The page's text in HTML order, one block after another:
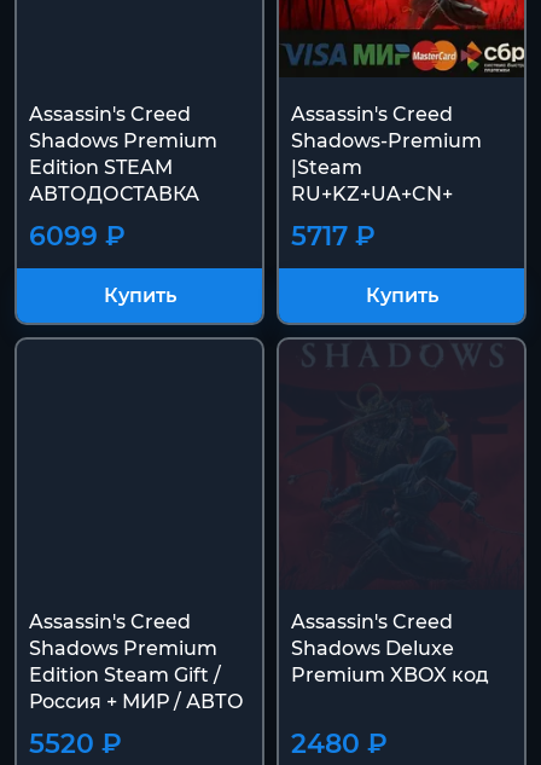
Assassin's Creed
Shadows Premium
Edition STEAM
АВТОДОСТАВКА
6099 ₽
Купить
Assassin's Creed
Shadows-Premium
|Steam
RU+KZ+UA+CN+
5717 ₽
Купить
Assassin's Creed
Shadows Premium
Edition Steam Gift /
Россия + МИР / АВТО
5520 ₽
Assassin's Creed
Shadows Deluxe
Premium XBOX код
2480 ₽